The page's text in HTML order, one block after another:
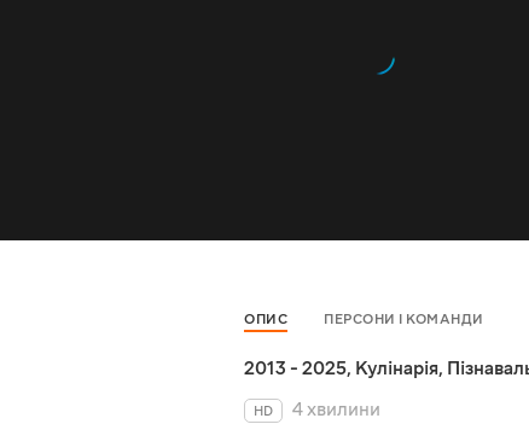
ОПИС ПЕРСОНИ І КОМАНДИ
2013 - 2025, Кулінарія,
HD
4 хвилини